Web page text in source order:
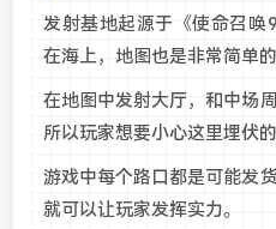
发射基地起源于《使命召唤
在海上，地图也是非常简单的
在地图中发射大厅，和中场
所以玩家想要小心这里埋伏的
游戏中每个路口都是可能发
就可以让玩家发挥实力。